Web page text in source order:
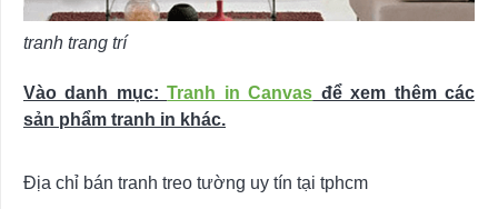
tranh trang trí
Vào danh mục:Tranh in Canvas để xem thêm các
sản phẩm tranh in khác.
Địa chỉ bán tranh treo tường uy tín tại tphcm